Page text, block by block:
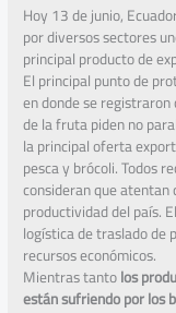
Hoy 13 de junio,
por diversos sectores
principal producto de
El principal punto de
en donde se
de la fruta piden no
la principal oferta
pesca y brócoli. Todos
consideran que
productividad del país.
logística de traslado de
recursos económicos.
Mientras tantolos
están sufriendo por los